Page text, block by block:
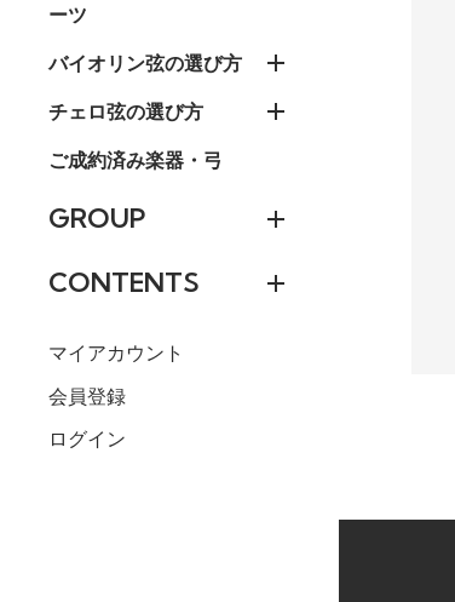
ーツ
バイオリン弦の選び方
チェロ弦の選び方
ご成約済み楽器・弓
GROUP
CONTENTS
マイアカウント
会員登録
ログイン